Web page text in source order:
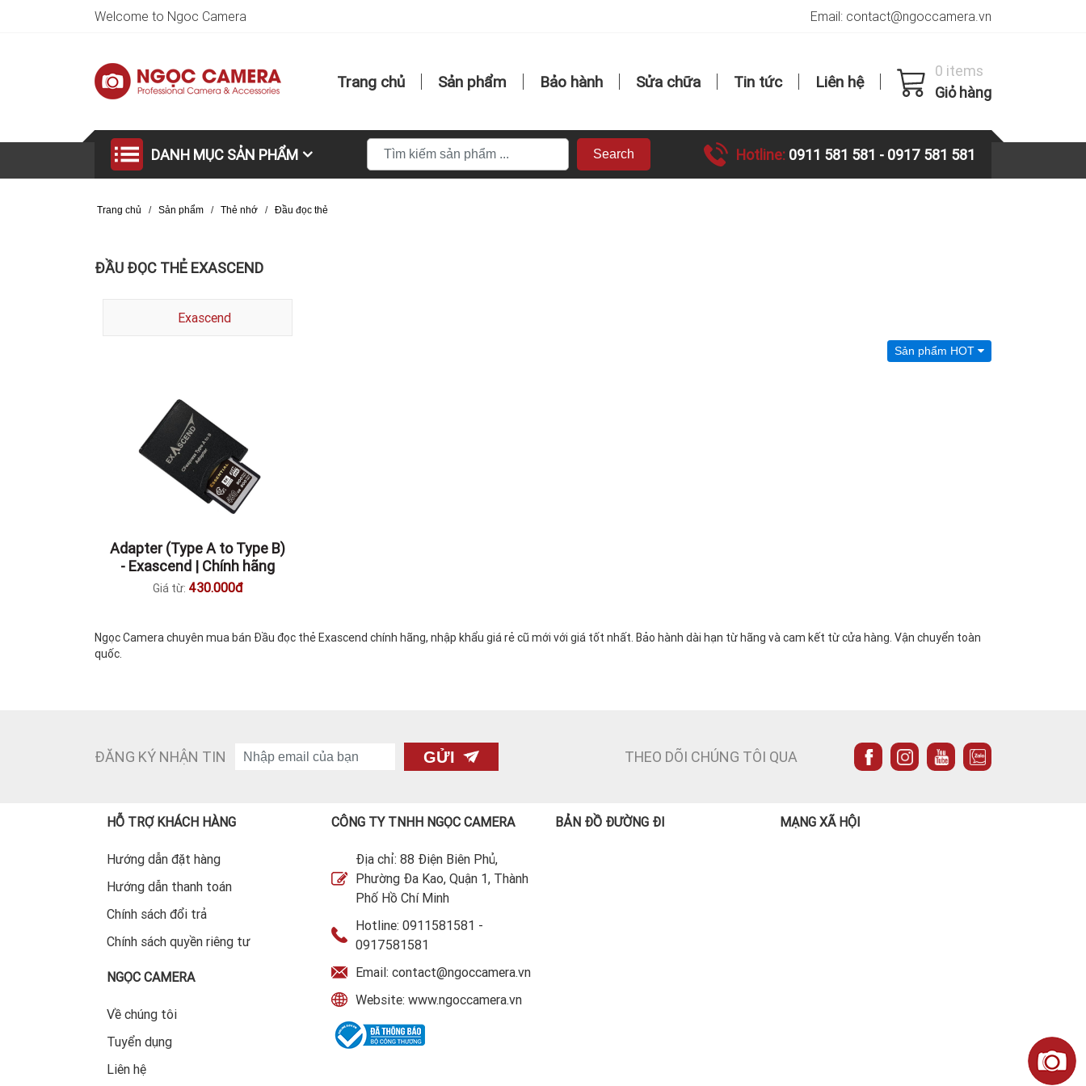
Welcome to Ngoc Camera Email: contact@ngoccamera.vn
Trang chủ Sản phẩm Bảo hành Sửa chữa Tin tức Liên hệ
0 items
Giỏ hàng
DANH MỤC SẢN PHẨM Search Hotline: 0911 581 581 - 0917 581 581
Trang chủ / Sản phẩm / Thẻ nhớ / Đầu đọc thẻ
ĐẦU ĐỌC THẺ EXASCEND
Exascend
Sản phẩm HOT
Adapter (Type A to Type B)
- Exascend | Chính hãng
Giá từ: 430.000đ
Ngọc Camera chuyên mua bán Đầu đọc thẻ Exascend chính hãng, nhập khẩu giá rẻ cũ mới với giá tốt nhất. Bảo hành dài hạn từ hãng và cam kết từ cửa hàng. Vận chuyển toàn
quốc.
ĐĂNG KÝ NHẬN TIN GỬI THEO DÕI CHÚNG TÔI QUA
HỖ TRỢ KHÁCH HÀNG
Hướng dẫn đặt hàng
Hướng dẫn thanh toán
Chính sách đổi trả
Chính sách quyền riêng tư
NGỌC CAMERA
Về chúng tôi
Tuyển dụng
Liên hệ
CÔNG TY TNHH NGỌC CAMERA
Địa chỉ: 88 Điện Biên Phủ,
Phường Đa Kao, Quận 1, Thành
Phố Hồ Chí Minh
Hotline: 0911581581 -
0917581581
Email: contact@ngoccamera.vn
Website: www.ngoccamera.vn
BẢN ĐỒ ĐƯỜNG ĐI MẠNG XÃ HỘI